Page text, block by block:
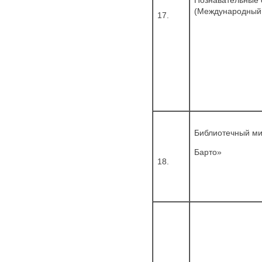
17.
18.
Библиотечный
Барто»